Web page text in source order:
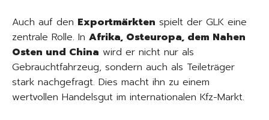
Auch auf den Exportmärkten spielt der GLK eine
zentrale Rolle. In Afrika, Osteuropa, dem Nahen
Osten und China wird er nicht nur als
Gebrauchtfahrzeug, sondern auch als Teileträger
stark nachgefragt. Dies macht ihn zu einem
wertvollen Handelsgut im internationalen Kfz-Markt.